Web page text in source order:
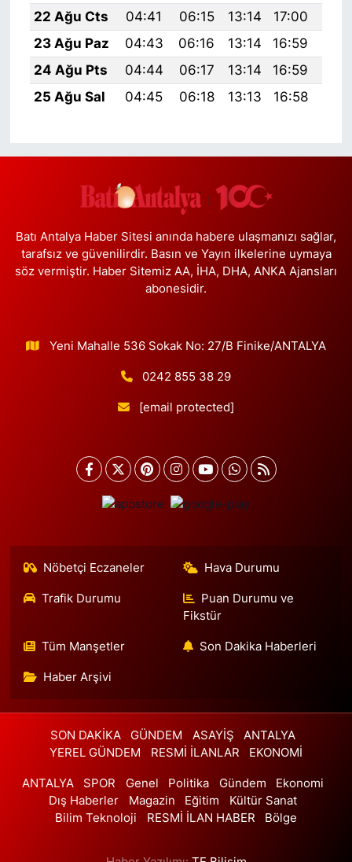
22 Ağu Cts
04:41 06:15 13:14 17:00
23 Ağu Paz
04:43 06:16 13:14 16:59
24 Ağu Pts
04:44 06:17 13:14 16:59
25 Ağu Sal
04:45 06:18 13:13 16:58
Batı Antalya Haber Sitesi anında habere ulaşmanızı sağlar,
tarafsız ve güvenilirdir. Basın ve Yayın ilkelerine uymaya
söz vermiştir. Haber Sitemiz AA, İHA, DHA, ANKA Ajansları
abonesidir.
Yeni Mahalle 536 Sokak No: 27/B Finike/ANTALYA
0242 855 38 29
[email protected]
Nöbetçi Eczaneler Hava Durumu
Trafik Durumu
Puan Durumu ve
Fikstür
Tüm Manşetler Son Dakika Haberleri
Haber Arşivi
SON DAKİKA GÜNDEM ASAYİŞ
ANTALYA
YEREL GÜNDEM
RESMİ İLANLAR EKONOMİ
ANTALYA SPOR Genel Politika Gündem
Ekonomi
Dış Haberler
Magazin Eğitim
Kültür Sanat
Bilim Teknoloji
RESMİ İLAN HABER Bölge